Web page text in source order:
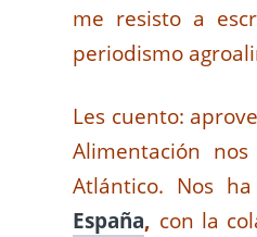
me resisto a
periodismo
Les cuento:
Alimentación
Atlántico. Nos
España, con la